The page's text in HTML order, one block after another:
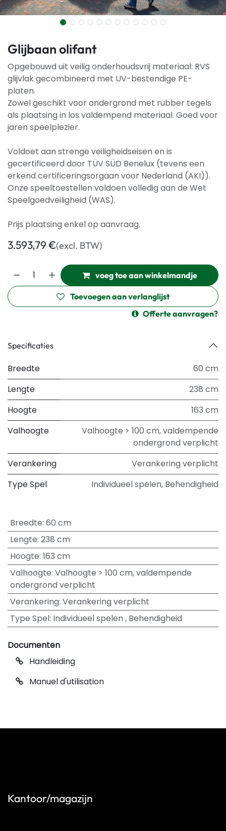
Glijbaan olifant
Opgebouwd uit veilig onderhoudsvrij materiaal: RVS
glijvlak gecombineerd met UV-bestendige PE-
platen.
Zowel geschikt voor ondergrond met rubber tegels
als plaatsing in los valdempend materiaal. Goed voor
jaren speelplezier.
Voldoet aan strenge veiligheidseisen en is
gecertificeerd door TÜV SÜD Benelux (tevens een
erkend certificeringsorgaan voor Nederland (AKI)).
Onze speeltoestellen voldoen volledig aan de Wet
Speelgoedveiligheid (WAS).
Prijs plaatsing enkel op aanvraag.
3.593,79€(excl. BTW)
voeg toe aan winkelmandje
Toevoegen aan verlanglijst
Offerte aanvragen?
Specificaties
Breedte
60 cm
Lengte
238 cm
Hoogte
163 cm
Valhoogte
Valhoogte > 100 cm, valdempende
ondergrond verplicht
Verankering
Verankering verplicht
Type Spel
Individueel spelen, Behendigheid
Breedte: 60 cm
Lengte: 238 cm
Hoogte: 163 cm
Valhoogte: Valhoogte > 100 cm, valdempende
ondergrond verplicht
Verankering: Verankering verplicht
Type Spel: Individueel spelen, Behendigheid
Documenten
Handleiding
Manuel d'utilisation
Kantoor/magazijn